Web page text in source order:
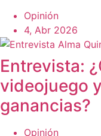
Opinión
4, Abr 2026
Entrevista:
videojuego
ganancias?
Opinión